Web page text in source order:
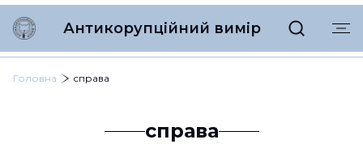
Антикорупційний вимір
Головна справа
справа